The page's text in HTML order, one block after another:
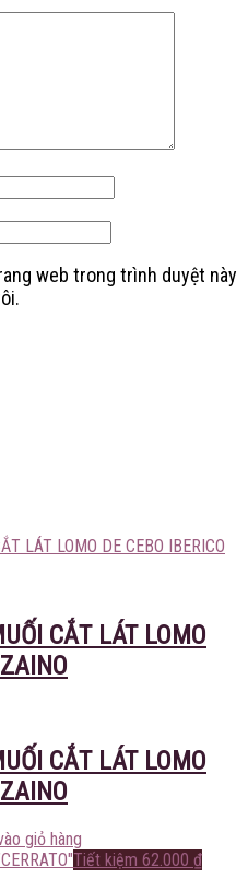
web trong trình duyệt này
CẮT LÁT LOMO
CẮT LÁT LOMO
giỏ hàng
Tiết kiệm 62.000 ₫